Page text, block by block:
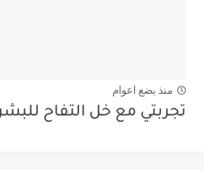
منذ بضع اعوام
تجربتي مع خل التفاح